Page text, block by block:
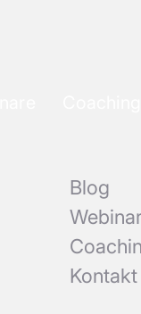
Blog
Kontakt